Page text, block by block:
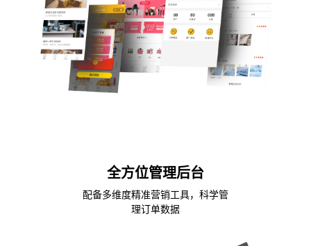
全方位管理后台
配备多维度精准营销工具，科学管
理订单数据